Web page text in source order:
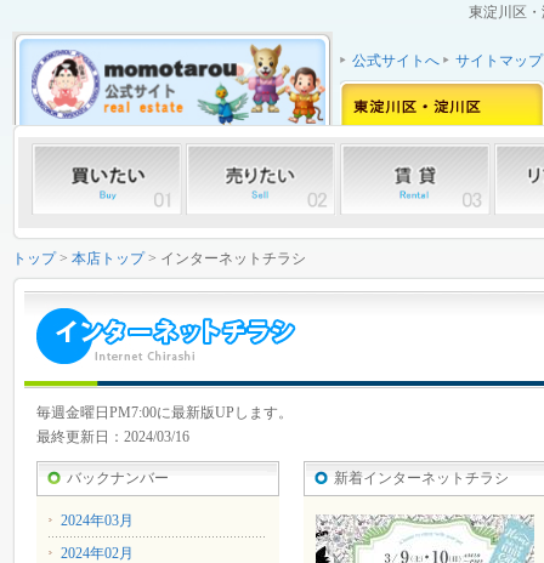
東淀川区
公式サイトへ サイトマップ
トップ> 本店トップ> インターネットチラシ
毎週金曜日PM7:00に最新版UPします。
最終更新日：2024/03/16
バックナンバー
2024年03月
2024年02月
新着インターネットチラシ